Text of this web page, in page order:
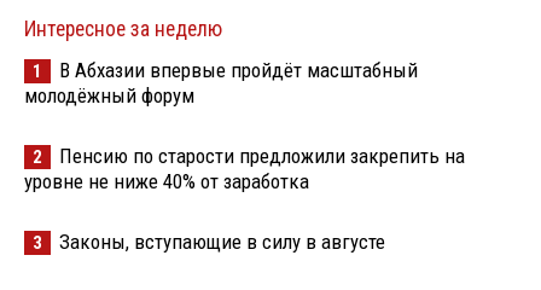
Интересное за неделю
1
В Абхазии впервые пройдёт масштабный
молодёжный форум
2
Пенсию по старости предложили закрепить на
уровне не ниже 40% от заработка
3 Законы, вступающие в силу в августе